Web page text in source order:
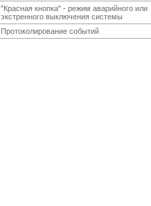
"Красная кнопка" - режим аварийного или
экстренного выключения системы
Протоколирование событий